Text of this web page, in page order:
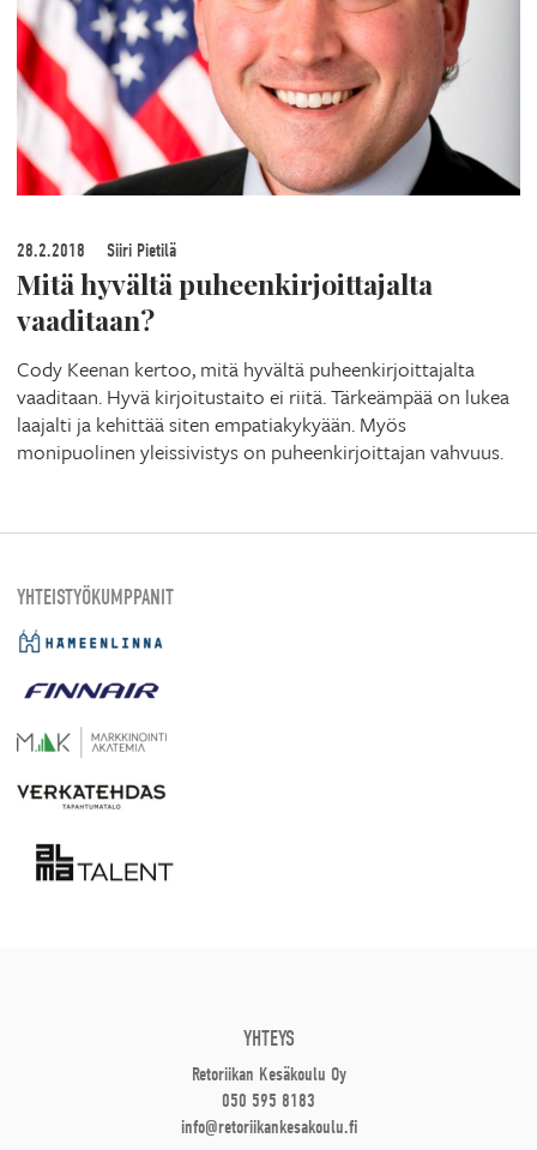
28.2.2018 Siiri Pietilä
Mitä hyvältä puheenkirjoittajalta
vaaditaan?
Cody Keenan kertoo, mitä hyvältä puheenkirjoittajalta
vaaditaan. Hyvä kirjoitustaito ei riitä. Tärkeämpää on lukea
laajalti ja kehittää siten empatiakykyään. Myös
monipuolinen yleissivistys on puheenkirjoittajan vahvuus.
YHTEISTYÖKUMPPANIT
YHTEYS
Retoriikan Kesäkoulu Oy
050 595 8183
info@retoriikankesakoulu.fi